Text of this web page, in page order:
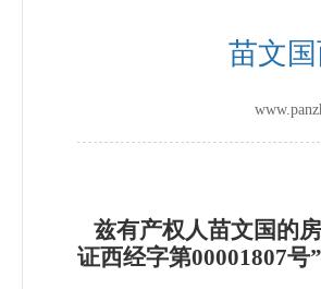
苗文
兹有产权人苗文国的
证西经字第00001807